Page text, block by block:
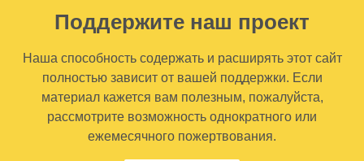
Поддержите наш проект
Наша способность содержать и расширять этот сайт
полностью зависит от вашей поддержки. Если
материал кажется вам полезным, пожалуйста,
рассмотрите возможность однократного или
ежемесячного пожертвования.